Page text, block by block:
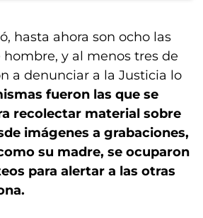
hasta ahora son ocho las
y al menos tres de
a denunciar a la Justicia lo
fueron las que se
recolectar material sobre
imágenes a grabaciones,
su madre, se ocuparon
para alertar a las otras